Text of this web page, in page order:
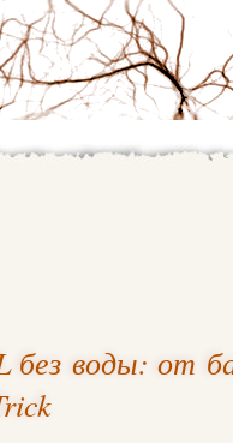
без воды: от